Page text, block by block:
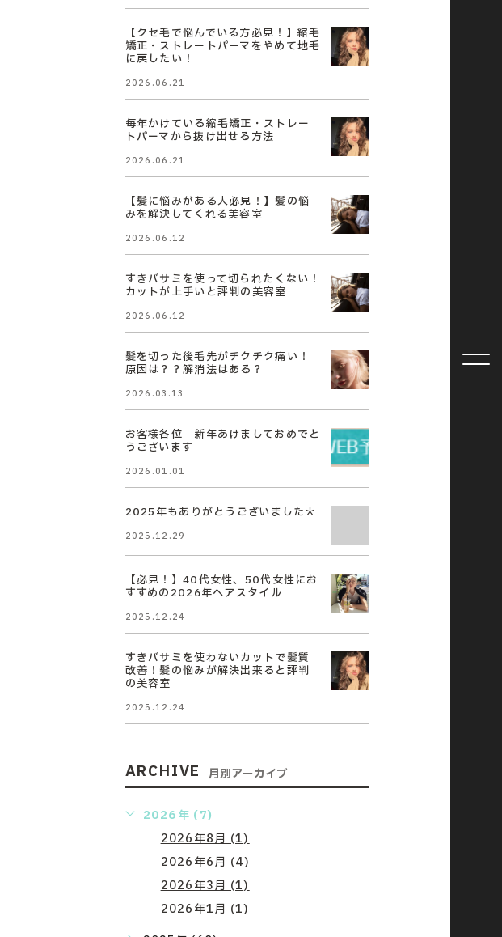
【クセ毛で悩んでいる方必見！】縮毛
矯正・ストレートパーマをやめて地毛
に戻したい！
2026.06.21
毎年かけている縮毛矯正・ストレー
トパーマから抜け出せる方法
2026.06.21
【髪に悩みがある人必見！】髪の悩
みを解決してくれる美容室
2026.06.12
すきバサミを使って切られたくない！
カットが上手いと評判の美容室
2026.06.12
髪を切った後毛先がチクチク痛い！
原因は？？解消法はある？
2026.03.13
お客様各位 新年あけましておめでと
うございます
2026.01.01
2025年もありがとうございました＊
2025.12.29
【必見！】40代女性、50代女性にお
すすめの2026年ヘアスタイル
2025.12.24
すきバサミを使わないカットで髪質
改善！髪の悩みが解決出来ると評判
の美容室
2025.12.24
ARCHIVE 月別アーカイブ
2026年 (7)
2026年8月 (1)
2026年6月 (4)
2026年3月 (1)
2026年1月 (1)